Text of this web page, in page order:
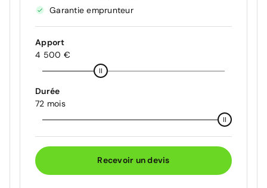
Garantie emprunteur
Apport
4 500 €
Durée
72 mois
Recevoir un devis